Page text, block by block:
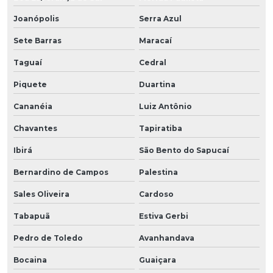
Joanópolis Serra Azul
Sete Barras Maracaí
Taguaí Cedral
Piquete Duartina
Cananéia Luiz Antônio
Chavantes Tapiratiba
Ibirá São Bento do Sapucaí
Bernardino de Campos Palestina
Sales Oliveira Cardoso
Tabapuã Estiva Gerbi
Pedro de Toledo Avanhandava
Bocaina Guaiçara